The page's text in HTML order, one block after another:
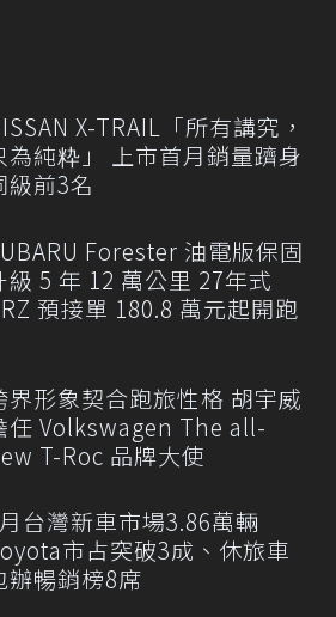
X-TRAIL「所有講究，
為純粋」 上市首月銷量躋身
級前3名
Forester 油電版保固
級 5 年 12 萬公里 27年式
預接單 180.8 萬元起開跑
界形象契合跑旅性格 胡宇威
任 Volkswagen The all-
T-Roc 品牌大使
台灣新車市場3.86萬輛
市占突破3成、休旅車
辦暢銷榜8席